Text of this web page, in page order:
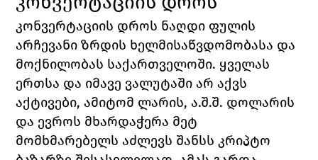
კონვერტაციის დროს ნაღდი ფულის
არჩევანი ზრდის ხელმისაწვდომობასა და
მოქნილობას საქართველოში. ყველას
ერთსა და იმავე ვალუტაში არ აქვს
აქტივები, ამიტომ ლარის, ა.შ.შ. დოლარის
და ევროს მხარდაჭერა მეტ
მომხმარებელს აძლევს შანსს კრიპტო